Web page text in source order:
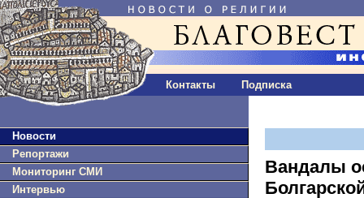
Контакты Подписка
Новости
Репортажи
Мониторинг СМИ
Интервью
Вандалы